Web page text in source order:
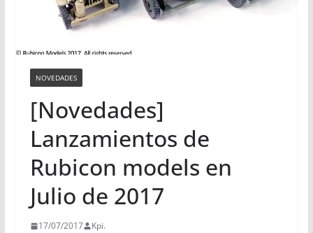
NOVEDADES
[Novedades]
Lanzamientos de
Rubicon models en
Julio de 2017
17/07/2017 Kpi.